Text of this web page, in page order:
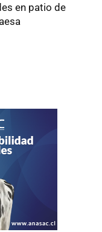
en patio de